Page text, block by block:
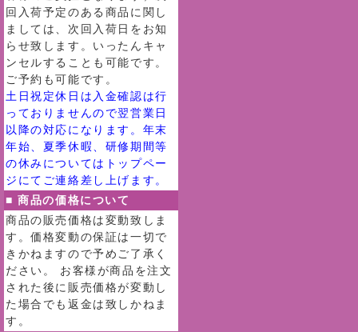
回入荷予定のある商品に関し
ましては、次回入荷日をお知
らせ致します。いったんキャ
ンセルすることも可能です。
ご予約も可能です。
土日祝定休日は入金確認は行
っておりませんので翌営業日
以降の対応になります。年末
年始、夏季休暇、研修期間等
の休みについてはトップペー
ジにてご連絡差し上げます。
■ 商品の価格について
商品の販売価格は変動致しま
す。価格変動の保証は一切で
きかねますので予めご了承く
ださい。 お客様が商品を注文
された後に販売価格が変動し
た場合でも返金は致しかねま
す。